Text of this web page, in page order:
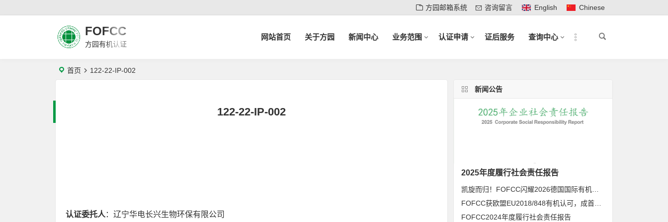
方园邮箱系统 咨询留言 English Chinese
FOFCC
方园有机认证
网站首页 关于方园 新闻中心 业务范围 认证申请 证后服务 查询中心
首页 122-22-IP-002
122-22-IP-002
认证委托人 ：辽宁华电长兴生物环保有限公司
新闻公告
2025年度履行社会责任报告
FOFCC2024年度履行社会责任报告